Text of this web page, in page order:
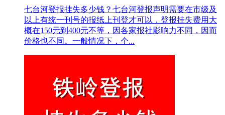
七台河登报挂失多少钱？七台河登报声明需要在市级及
以上有统一刊号的报纸上刊登才可以，登报挂失费用大
概在150元到400元不等，因各家报社影响力不同，因而
价格也不同。一般情况下，个...